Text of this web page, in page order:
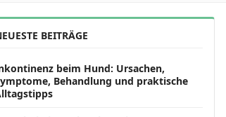
BEITRÄGE
beim Hund: Ursachen,
Behandlung und praktische